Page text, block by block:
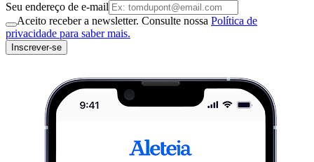
Seu endereço de e-mail
Aceito receber a newsletter. Consulte nossa Política de
privacidade para saber mais.
Inscrever-se